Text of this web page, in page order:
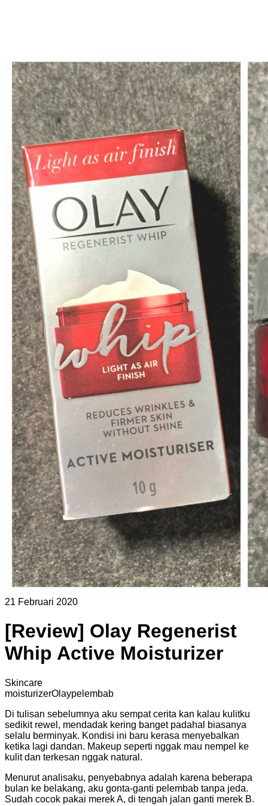
21 Februari 2020
[Review] Olay Regenerist
Whip Active Moisturizer
Skincare
moisturizerOlaypelembab
Di tulisan sebelumnya aku sempat cerita kan kalau kulitku
sedikit rewel, mendadak kering banget padahal biasanya
selalu berminyak. Kondisi ini baru kerasa menyebalkan
ketika lagi dandan. Makeup seperti nggak mau nempel ke
kulit dan terkesan nggak natural.
Menurut analisaku, penyebabnya adalah karena beberapa
bulan ke belakang, aku gonta-ganti pelembab tanpa jeda.
Sudah cocok pakai merek A, di tengah jalan ganti merek B.